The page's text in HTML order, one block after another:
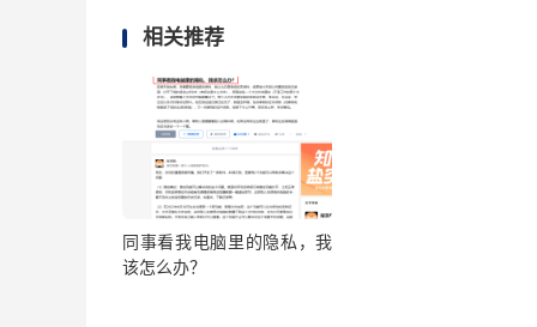
相关推荐
同事看我电脑里的隐私，我
该怎么办？